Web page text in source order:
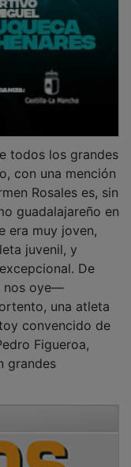
con una mención
Rosales es, sin
guadalajareño en
era muy joven,
juvenil, y
De
nos oye—
una atleta
convencido de
Figueroa,
grandes